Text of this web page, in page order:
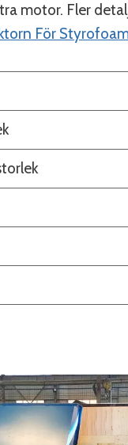
motor. Fler
För